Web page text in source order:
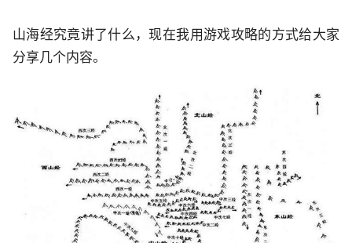
山海经究竟讲了什么，现在我用游戏攻略的方式给大家
分享几个内容。